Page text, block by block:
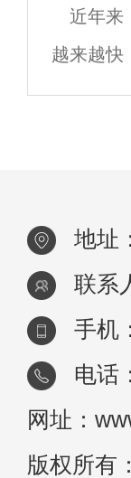
着重要
近年来
越来越快
力。在这
地址
联系
手机
电话
网址：
版权所有